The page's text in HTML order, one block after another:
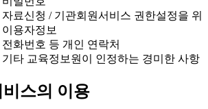
료신청 / 기관회원서비스 권한설정을 위
이용자정보
화번호 등 개인 연락처
타 교육정보원이 인정하는 경미한 사항
스의 이용